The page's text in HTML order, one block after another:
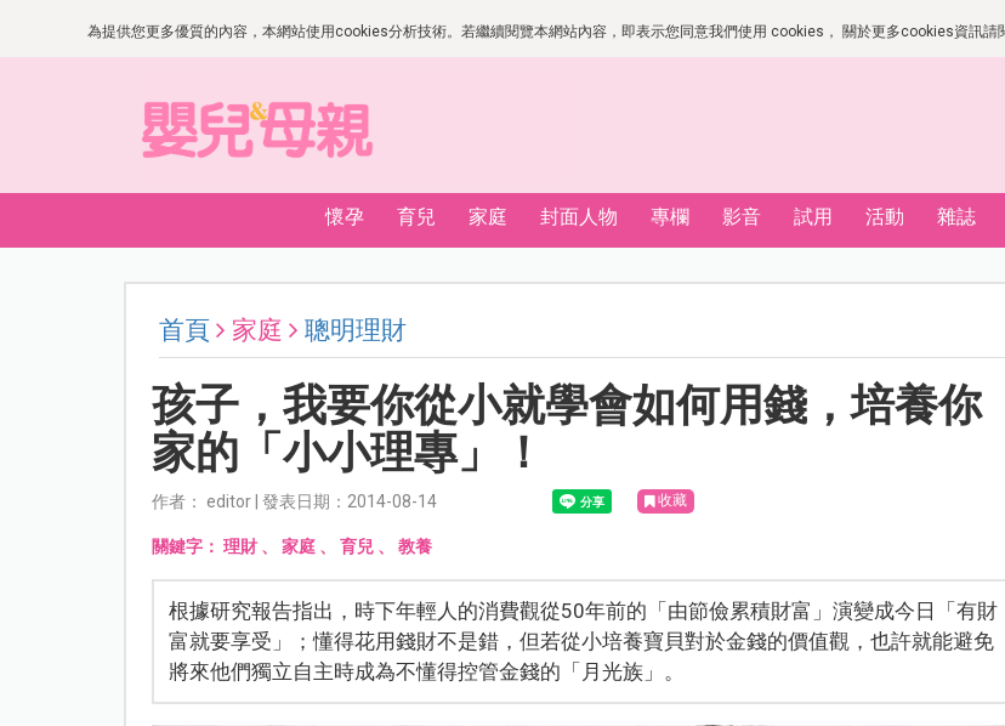
為提供您更多優質的內容，本網站使用cookies分析技術。若繼續閱覽本網站內容，即表示您同意我們使用 cookies， 關於更多cookies資訊請
懷孕 育兒 家庭 封面人物 專欄 影音 試用 活動 雜誌
首頁 家庭 聰明理財
孩子，我要你從小就學會如何用錢，培養你
家的「小小理專」！
作者： editor | 發表日期：2014-08-14 收藏
關鍵字： 理財、 家庭、 育兒、 教養
根據研究報告指出，時下年輕人的消費觀從50年前的「由節儉累積財富」演變成今日「有財
富就要享受」；懂得花用錢財不是錯，但若從小培養寶貝對於金錢的價值觀，也許就能避免
將來他們獨立自主時成為不懂得控管金錢的「月光族」。